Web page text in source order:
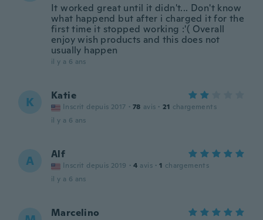
It worked great until it didn't... Don't know
what happend but after i charged it for the
first time it stopped working :'( Overall
enjoy wish products and this does not
usually happen
il y a 6 ans
K Katie
Inscrit depuis 2017 · 78 avis · 21 chargements
il y a 6 ans
A Alf
Inscrit depuis 2019 · 4 avis · 1 chargements
il y a 6 ans
Marcelino